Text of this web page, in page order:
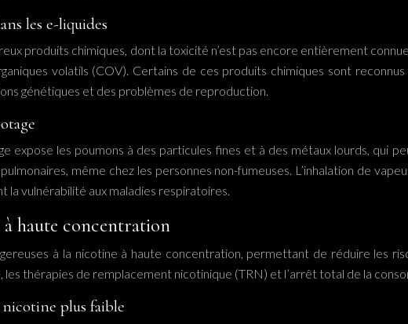
les e-liquides
produits chimiques, dont la toxicité n’est pas encore entièrement
volatils (COV). Certains de ces produits chimiques sont
génétiques et des problèmes de reproduction.
expose les poumons à des particules fines et à des métaux lourds,
même chez les personnes non-fumeuses. L’inhalation de
la vulnérabilité aux maladies respiratoires.
haute concentration
à la nicotine à haute concentration, permettant de réduire les
thérapies de remplacement nicotinique (TRN) et l’arrêt total de la
plus faible